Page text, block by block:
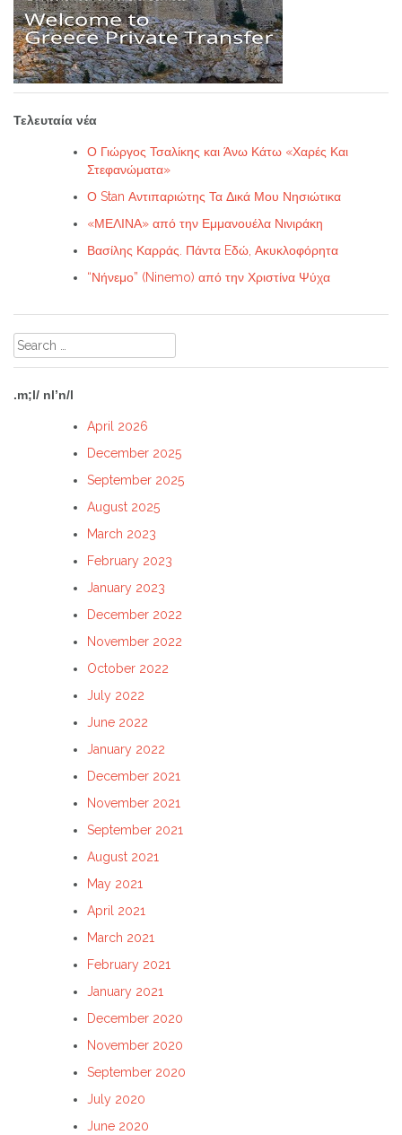
Τελευταία νέα
Ο Γιώργος Τσαλίκης και Άνω Κάτω «Χαρές Και
Στεφανώματα»
Ο Stan Αντιπαριώτης Τα Δικά Μου Νησιώτικα
«ΜΕΛΙΝΑ» από την Εμμανουέλα Νινιράκη
Βασίλης Καρράς. Πάντα Eδώ, Ακυκλοφόρητα
“Νήνεμο” (Ninemo) από την Χριστίνα Ψύχα
Search
for:
.m;l/ nl’n/l
April 2026
December 2025
September 2025
August 2025
March 2023
February 2023
January 2023
December 2022
November 2022
October 2022
July 2022
June 2022
January 2022
December 2021
November 2021
September 2021
August 2021
May 2021
April 2021
March 2021
February 2021
January 2021
December 2020
November 2020
September 2020
July 2020
June 2020